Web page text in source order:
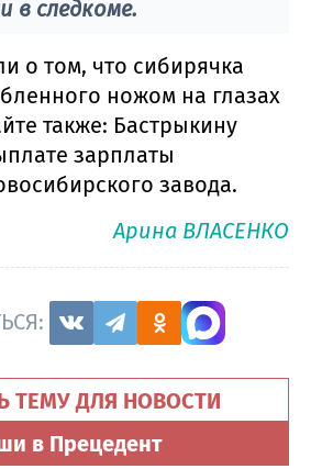
в следкоме.
о том, что сибирячка
ножом на глазах
также: Бастрыкину
зарплаты
завода.
Арина ВЛАСЕНКО
ТЕМУ ДЛЯ НОВОСТИ
в Прецедент